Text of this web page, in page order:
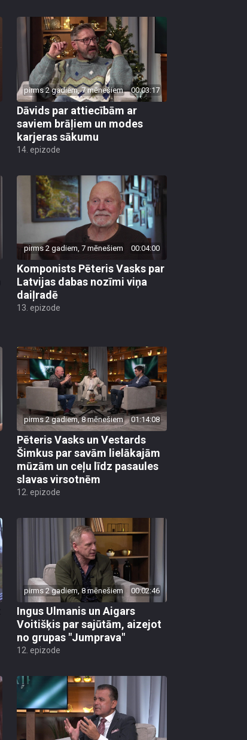
pirms 2 gadiem, 7 mēnešiem 00:03:17
Dāvids par attiecībām ar
saviem brāļiem un modes
karjeras sākumu
14. epizode
pirms 2 gadiem, 7 mēnešiem 00:04:00
Komponists Pēteris Vasks par
Latvijas dabas nozīmi viņa
daiļradē
13. epizode
pirms 2 gadiem, 8 mēnešiem 01:14:08
Pēteris Vasks un Vestards
Šimkus par savām lielākajām
mūzām un ceļu līdz pasaules
slavas virsotnēm
12. epizode
pirms 2 gadiem, 8 mēnešiem 00:02:46
Ingus Ulmanis un Aigars
Voitišķis par sajūtām, aizejot
no grupas "Jumprava"
12. epizode